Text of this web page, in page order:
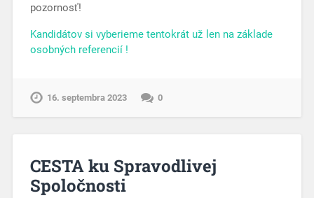
pozornosť!
Kandidátov si vyberieme tentokrát už len na základe
osobných referencií !
16. septembra 2023 0
CESTA ku Spravodlivej
Spoločnosti